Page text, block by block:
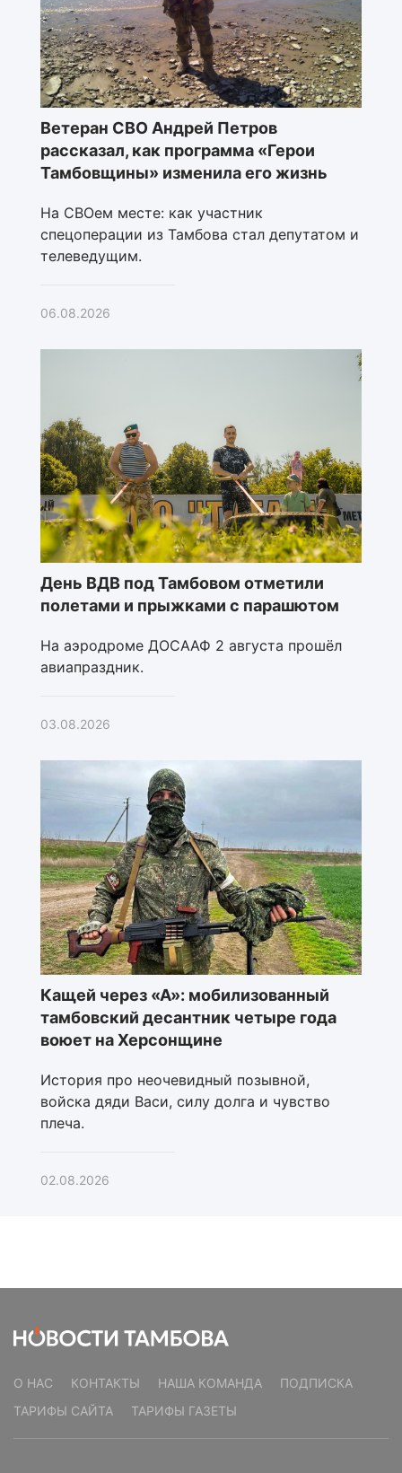
Ветеран СВО Андрей Петров
рассказал, как программа «Герои
Тамбовщины» изменила его жизнь
На СВОем месте: как участник
спецоперации из Тамбова стал депутатом и
телеведущим.
06.08.2026
День ВДВ под Тамбовом отметили
полетами и прыжками с парашютом
На аэродроме ДОСААФ 2 августа прошёл
авиапраздник.
03.08.2026
Кащей через «А»: мобилизованный
тамбовский десантник четыре года
воюет на Херсонщине
История про неочевидный позывной,
войска дяди Васи, силу долга и чувство
плеча.
02.08.2026
О НАС КОНТАКТЫ НАША КОМАНДА
ПОДПИСКА
ТАРИФЫ САЙТА
ТАРИФЫ ГАЗЕТЫ